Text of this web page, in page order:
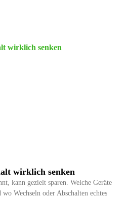
wirklich senken
kann gezielt sparen. Welche Geräte
Wechseln oder Abschalten echtes